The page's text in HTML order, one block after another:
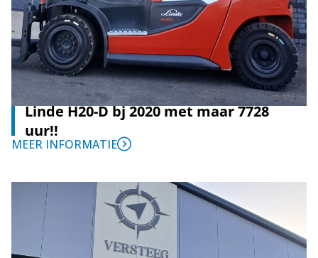
Linde H20-D bj 2020 met maar 7728
uur!!
MEER INFORMATIE